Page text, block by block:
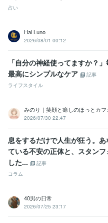
占い
Hal Luno
2026/08/01 00:12
「自分の神経使ってますか？」
最高にシンプルなケア
記事
ライフスタイル
みのり｜笑顔と癒しのほっとカ
2026/07/30 22:47
息をするだけで人生が狂う。
ている不安の正体と、スタン
した...
記事
コラム
40男の日常
2026/07/25 23:17